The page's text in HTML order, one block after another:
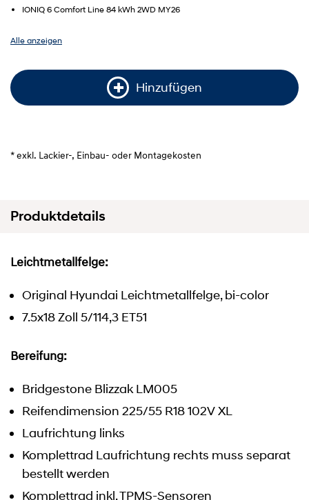
IONIQ 6 Comfort Line 84 kWh 2WD MY26
Alle anzeigen
Hinzufügen
* exkl. Lackier-, Einbau- oder Montagekosten
Produktdetails
Leichtmetallfelge:
Original Hyundai Leichtmetallfelge, bi-color
7.5x18 Zoll 5/114,3 ET51
Bereifung:
Bridgestone Blizzak LM005
Reifendimension 225/55 R18 102V XL
Laufrichtung links
Komplettrad Laufrichtung rechts muss separat
bestellt werden
Komplettrad inkl. TPMS-Sensoren